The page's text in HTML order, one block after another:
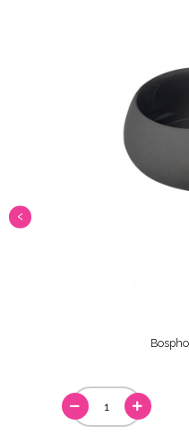
‹